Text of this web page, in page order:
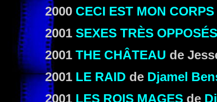
2000 CECI EST MON CORPS
2001 SEXES TRÈS OPPOSÉS
2001 THE CHÂTEAU de
2001 LE RAID de Djamel
2001 LES ROIS MAGES de